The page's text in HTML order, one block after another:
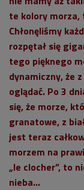
te kolory
Chłonęliśmy
rozpętał się
tego pięknego
dynamiczny, że
oglądać. Po 3
się, że morze,
granatowe, z
jest teraz
morzem na
„le clocher”, to
nieba...